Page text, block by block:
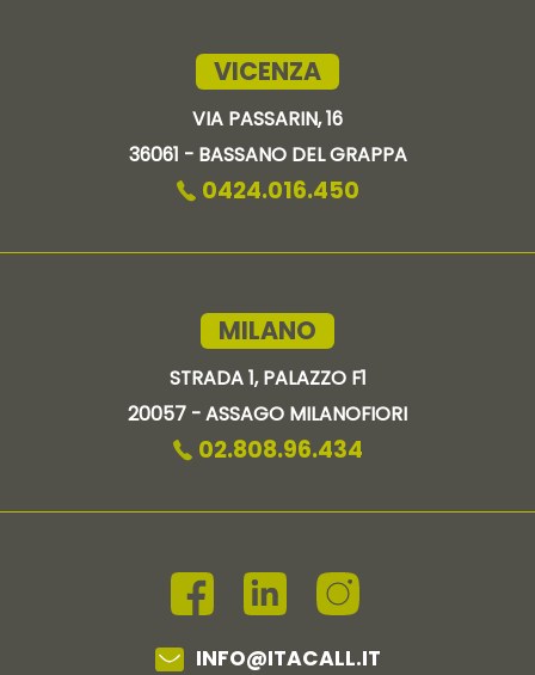
VICENZA
VIA PASSARIN, 16
36061 - BASSANO DEL GRAPPA
0424.016.450
MILANO
STRADA 1, PALAZZO F1
20057 - ASSAGO MILANOFIORI
02.808.96.434
INFO@ITACALL.IT